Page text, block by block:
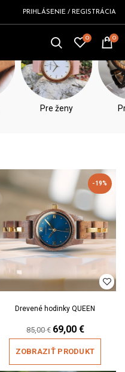
PRIHLÁSENIE / REGISTRÁCIA
0 0
Pre ženy
-19%
Drevené hodinky QUEEN
85,00€ Original
price
was:
69,00 €Current
price
is:
ZOBRAZIŤ PRODUKT